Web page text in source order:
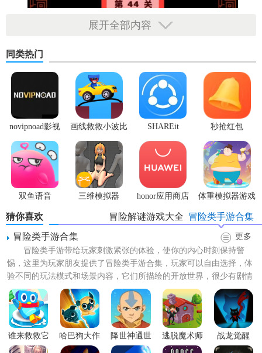
【迷宫大解谜特色】
1、点击屏幕下方的上下左右来控制苹果在地图当中移动。
展开全部内容
同类热门
novipnoad影视
平台手机版
画线救救小波比
最新版
SHAREit
秒抢红包
app2.7.3
双鱼语音
三维模拟器
honor应用商店 体重模拟器游戏
猜你喜欢 冒险类手游合集
冒险解谜游戏大全
冒险类手游合集
更多
冒险类手游带给玩家刺激紧张的体验，使你的内心时刻保持警
惕，这里为玩家朋友提供了冒险类手游合集，玩家可以自由选择，体
验不同的玩法模式和场景内容，它们所描绘的开放世界，很少有剧情
的约束，因此玩家不会缺乏创...
谁来救救它
哈巴狗大作
战
降世神通世
代
逃脱魔术师 战龙觉醒